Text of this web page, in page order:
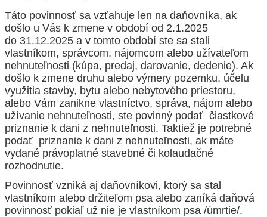
Táto povinnosť sa vzťahuje len na daňovníka, ak
došlo u Vás k zmene v období od 2.1.2025
do 31.12.2025 a v tomto období ste sa stali
vlastníkom, správcom, nájomcom alebo užívateľom
nehnuteľnosti (kúpa, predaj, darovanie, dedenie). Ak
došlo k zmene druhu alebo výmery pozemku, účelu
využitia stavby, bytu alebo nebytového priestoru,
alebo Vám zanikne vlastníctvo, správa, nájom alebo
užívanie nehnuteľnosti, ste povinný podať čiastkové
priznanie k dani z nehnuteľnosti. Taktiež je potrebné
podať priznanie k dani z nehnuteľnosti, ak máte
vydané právoplatné stavebné či kolaudačné
rozhodnutie.
Povinnosť vzniká aj daňovníkovi, ktorý sa stal
vlastníkom alebo držiteľom psa alebo zaníká daňová
povinnosť pokiaľ už nie je vlastníkom psa /úmrtie/.